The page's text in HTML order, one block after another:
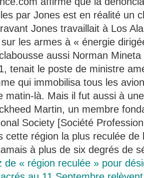
par Jones est en réalité un
Jones travaillait à Los
les armes à « énergie
aussi Norman
tenait le poste de ministre
qui immobilisa tous les
matin-là. Mais il fut aussi à
Martin, un membre
Society [Société
région la plus reculée de
à plus de six degrés de
de « région reculée » pour